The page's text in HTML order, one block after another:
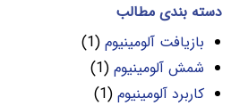
دسته بندی مطالب
بازیافت آلومینیوم (1)
شمش آلومینیوم (1)
کاربرد آلومینیوم (1)